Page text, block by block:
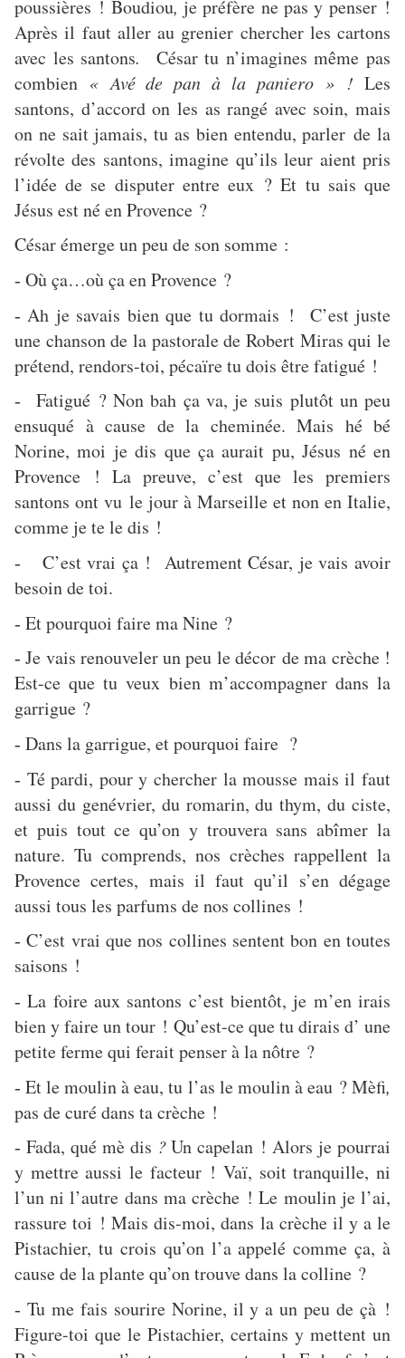
poussières ! Boudiou, je préfère ne pas y penser !
Après il faut aller au grenier chercher les cartons
avec les santons. César tu n’imagines même pas
combien « Avé de pan à la paniero » ! Les
santons, d’accord on les as rangé avec soin, mais
on ne sait jamais, tu as bien entendu, parler de la
révolte des santons, imagine qu’ils leur aient pris
l’idée de se disputer entre eux ? Et tu sais que
Jésus est né en Provence ?
César émerge un peu de son somme :
- Où ça…où ça en Provence ?
- Ah je savais bien que tu dormais ! C’est juste
une chanson de la pastorale de Robert Miras qui le
prétend, rendors-toi, pécaïre tu dois être fatigué !
-
Fatigué ? Non bah ça va, je suis plutôt un peu
ensuqué à cause de la cheminée. Mais hé bé
Norine, moi je dis que ça aurait pu, Jésus né en
Provence ! La preuve, c’est que les premiers
santons ont vu le jour à Marseille et non en Italie,
comme je te le dis !
-
C’est vrai ça ! Autrement César, je vais avoir
besoin de toi.
- Et pourquoi faire ma Nine ?
- Je vais renouveler un peu le décor de ma crèche !
Est-ce que tu veux bien m’accompagner dans la
garrigue ?
- Dans la garrigue, et pourquoi faire ?
- Té pardi, pour y chercher la mousse mais il faut
aussi du genévrier, du romarin, du thym, du ciste,
et puis tout ce qu’on y trouvera sans abîmer la
nature. Tu comprends, nos crèches rappellent la
Provence certes, mais il faut qu’il s’en dégage
aussi tous les parfums de nos collines !
- C’est vrai que nos collines sentent bon en toutes
saisons !
- La foire aux santons c’est bientôt, je m’en irais
bien y faire un tour ! Qu’est-ce que tu dirais d’ une
petite ferme qui ferait penser à la nôtre ?
- Et le moulin à eau, tu l’as le moulin à eau ? Mèfi,
pas de curé dans ta crèche !
- Fada, qué mè dis ?Un capelan ! Alors je pourrai
y mettre aussi le facteur ! Vaï, soit tranquille, ni
l’un ni l’autre dans ma crèche ! Le moulin je l’ai,
rassure toi ! Mais dis-moi, dans la crèche il y a le
Pistachier, tu crois qu’on l’a appelé comme ça, à
cause de la plante qu’on trouve dans la colline ?
- Tu me fais sourire Norine, il y a un peu de çà !
Figure-toi que le Pistachier, certains y mettent un